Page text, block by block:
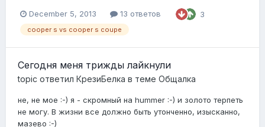
December 5, 2013 13 ответов 3
cooper s vs cooper s coupe
Сегодня меня трижды лайкнули
topic ответил КрезиБелка в теме Общалка
не, не мое :-) я - скромный на hummer :-) и золото терпеть
не могу. В жизни все должно быть утонченно, изысканно,
мазево :-)